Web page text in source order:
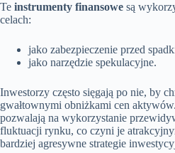
Te instrumenty finansowe są
celach:
jako zabezpieczenie przed
jako narzędzie spekulacyjne.
Inwestorzy często sięgają po nie, by
gwałtownymi obniżkami cen
pozwalają na wykorzystanie
fluktuacji rynku, co czyni je
bardziej agresywne strategie